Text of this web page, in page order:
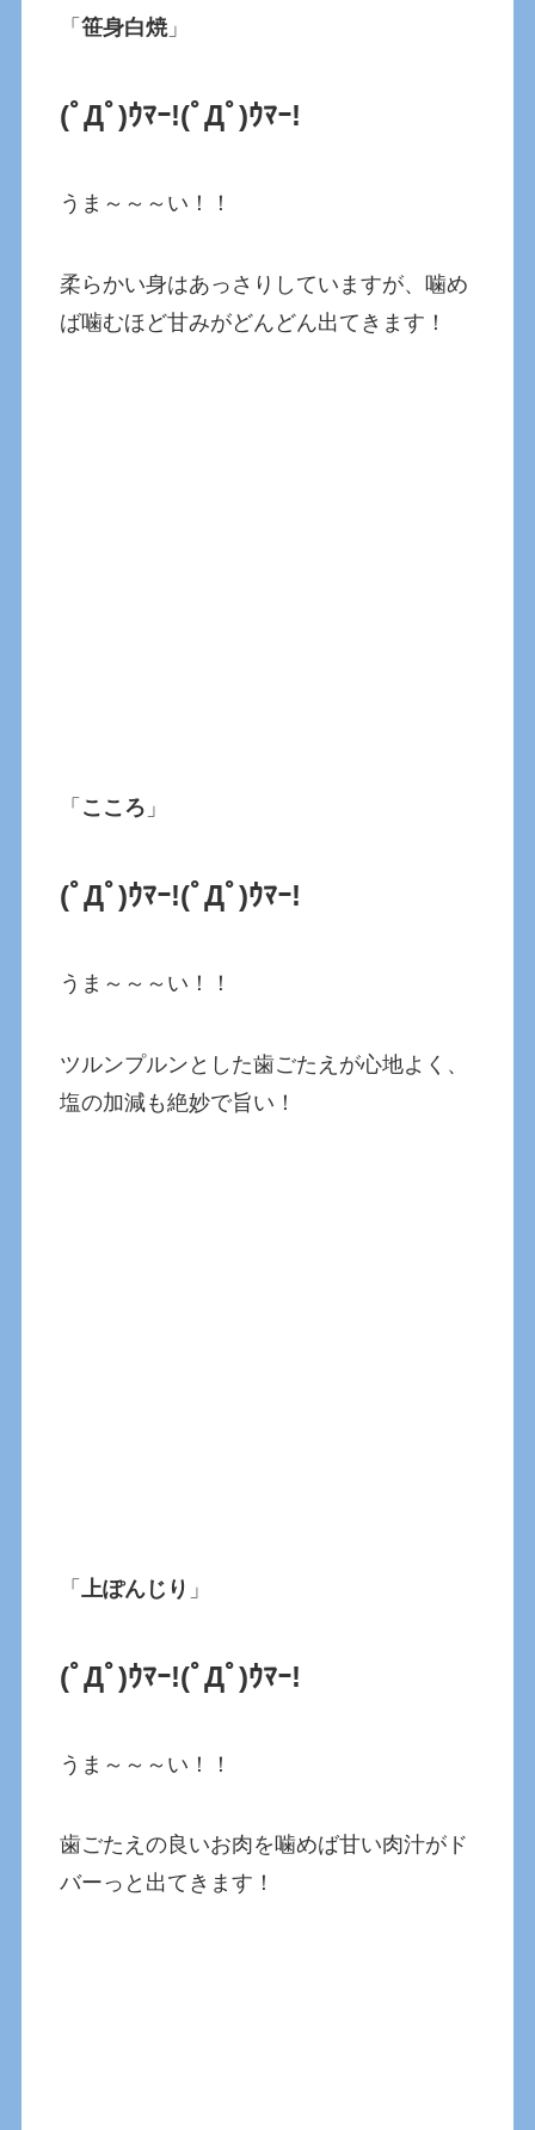
「笹身白焼」
(ﾟДﾟ)ｳﾏｰ!(ﾟДﾟ)ｳﾏｰ!
うま～～～い！！
柔らかい身はあっさりしていますが、噛め
ば噛むほど甘みがどんどん出てきます！
「 こころ 」
(ﾟДﾟ)ｳﾏｰ!(ﾟДﾟ)ｳﾏｰ!
うま～～～い！！
ツルンプルンとした歯ごたえが心地よく、
塩の加減も絶妙で旨い！
「 上ぽんじり 」
(ﾟДﾟ)ｳﾏｰ!(ﾟДﾟ)ｳﾏｰ!
うま～～～い！！
歯ごたえの良いお肉を噛めば甘い肉汁がド
バーっと出てきます！